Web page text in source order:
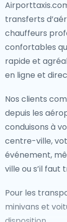
transferts
chauffeurs
confortables
rapide et
en ligne et
Nos clients
depuis les
conduisons à
centre-ville,
événement,
ville ou s’il
Pour les
minivans et